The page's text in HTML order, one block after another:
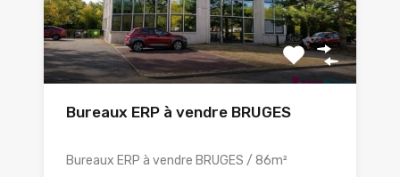
Bureaux ERP à vendre BRUGES
Bureaux ERP à vendre BRUGES / 86m²